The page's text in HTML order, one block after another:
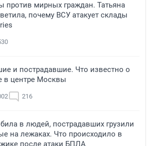
против мирных граждан. Татьяна
почему ВСУ атакует склады
и пострадавшие. Что известно о
в центре Москвы
216
била в людей, пострадавших грузили
на лежаках. Что происходило в
после атаки БПЛА